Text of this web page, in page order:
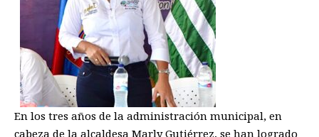
En los tres años de la administración municipal, en
cabeza de la alcaldesa Marly Gutiérrez, se han logrado